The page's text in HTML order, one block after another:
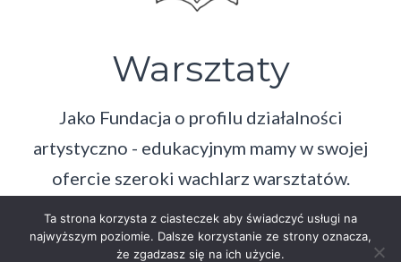
Warsztaty
Jako Fundacja o profilu działalności
artystyczno - edukacyjnym mamy w swojej
ofercie szeroki wachlarz warsztatów.
Ta strona korzysta z ciasteczek aby świadczyć usługi na
najwyższym poziomie. Dalsze korzystanie ze strony oznacza,
że zgadzasz się na ich użycie.